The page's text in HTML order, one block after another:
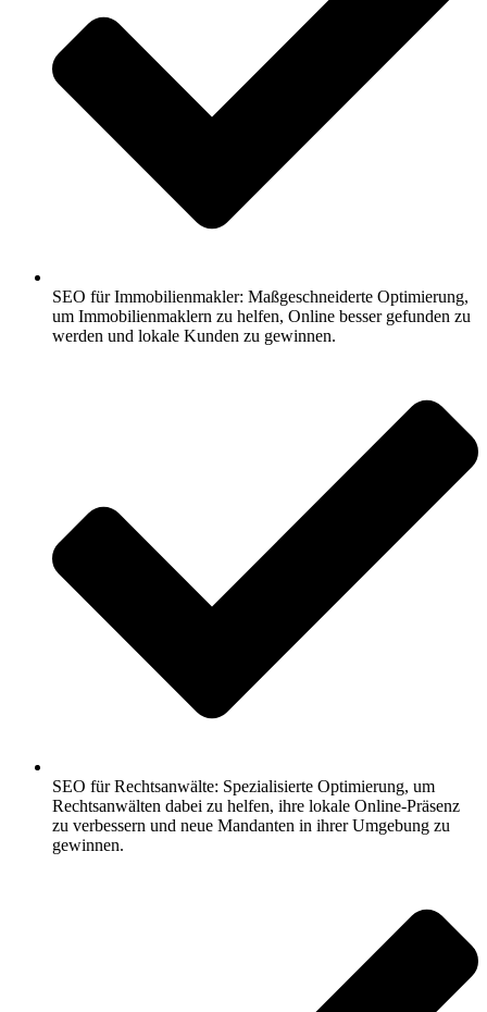
SEO für Immobilienmakler: Maßgeschneiderte Optimierung,
um Immobilienmaklern zu helfen, Online besser gefunden zu
werden und lokale Kunden zu gewinnen.
SEO für Rechtsanwälte: Spezialisierte Optimierung, um
Rechtsanwälten dabei zu helfen, ihre lokale Online-Präsenz
zu verbessern und neue Mandanten in ihrer Umgebung zu
gewinnen.